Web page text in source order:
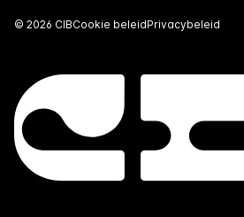
© 2026 CIBCookie beleidPrivacybeleid